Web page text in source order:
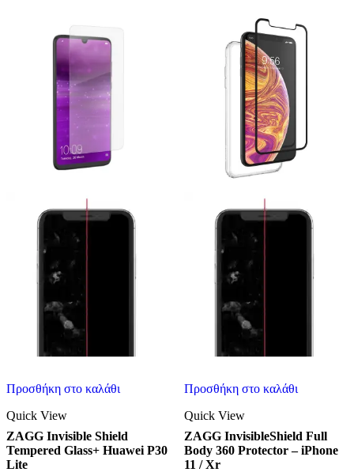
Προσθήκη στο καλάθι
Quick View
ZAGG Invisible Shield
Tempered Glass+ Huawei P30
Lite
Προσθήκη στο καλάθι
Quick View
ZAGG InvisibleShield Full
Body 360 Protector – iPhone
11 / Xr